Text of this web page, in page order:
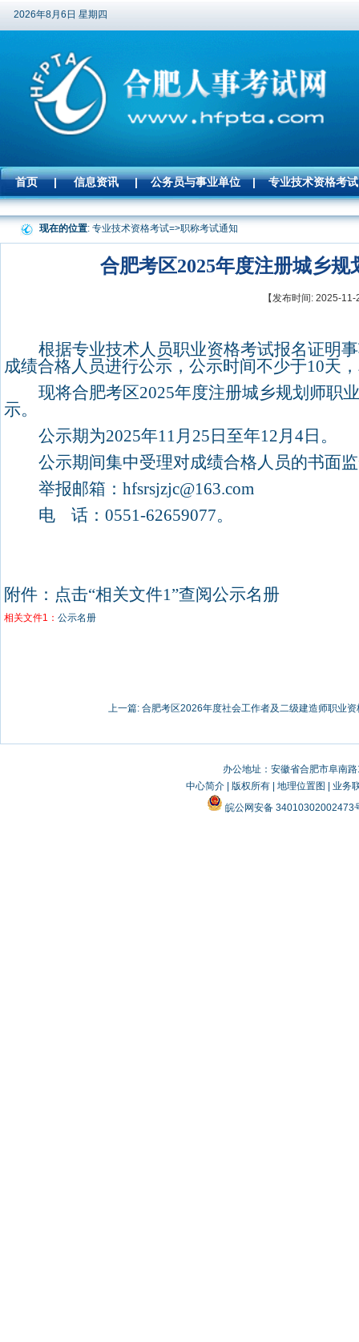
2026年8月6日 星期四
首页 | 信息资讯 | 公务员与事业单位 | 专业技术资格考试
现在的位置: 专业技术资格考试=>职称考试通知
合肥考区2025年度注册城乡
【发布时间: 2025-
根据专业技术人员职业资格考试报名证明
成绩合格人员进行公示，公示时间不少于10天
现将合肥考区2025年度注册城乡规划师职
示。
公示期为2025年11月 25 日至年12月 4日。
公示期间集中受理对成绩合格人员的书面
举报邮箱： hfsrsjzjc@163.com
电
话： 0551-62659077。
附件：点击“相关文件1”查阅公示名册
相关文件1： 公示名册
上一篇: 合肥考区2026年度社会工作者及二级建造师职业
办公地址：安徽省合肥市阜南
中心简介| 版权所有| 地理位置图
业务
皖公网安备 34010302002473